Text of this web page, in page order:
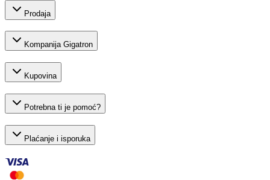
Prodaja
Kompanija Gigatron
Kupovina
Potrebna ti je pomoć?
Plaćanje i isporuka